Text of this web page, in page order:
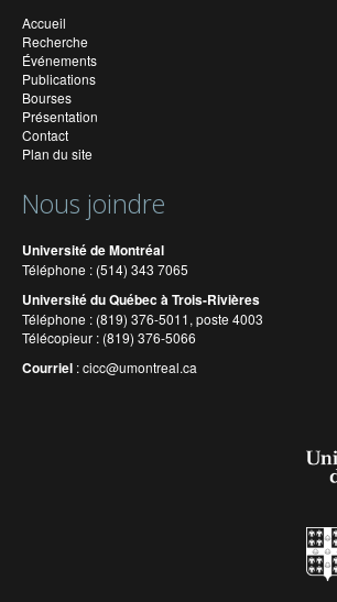
Accueil
Recherche
Événements
Publications
Bourses
Présentation
Contact
Plan du site
Nous joindre
Université de Montréal
Téléphone : (514) 343 7065
Université du Québec à Trois-Rivières
Téléphone : (819) 376-5011, poste 4003
Télécopieur : (819) 376-5066
Courriel :cicc@umontreal.ca